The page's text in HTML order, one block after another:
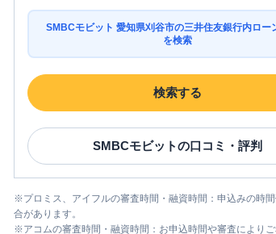
SMBCモビット 愛知県刈谷市の三井住友銀行内ロー
を検索
検索する
SMBCモビットの口コミ・評判
※プロミス、アイフルの審査時間・融資時間：申込みの時
合があります。
※アコムの審査時間・融資時間：お申込時間や審査により